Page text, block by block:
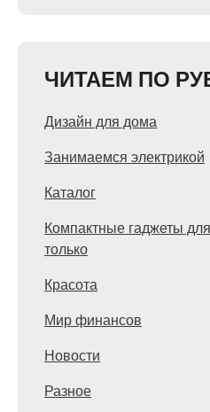
ЧИТАЕМ ПО
Дизайн для дома
Занимаемся электрикой
Каталог
Компактные гаджеты
только
Красота
Мир финансов
Новости
Разное